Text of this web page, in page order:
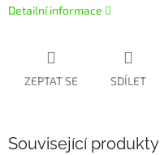
Detailní informace
ZEPTAT SE SDÍLET
Související produkty